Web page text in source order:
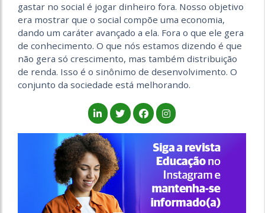
gastar no social é jogar dinheiro fora. Nosso objetivo
era mostrar que o social compõe uma economia,
dando um caráter avançado a ela. Fora o que ele gera
de conhecimento. O que nós estamos dizendo é que
não gera só crescimento, mas também distribuição
de renda. Isso é o sinônimo de desenvolvimento. O
conjunto da sociedade está melhorando.